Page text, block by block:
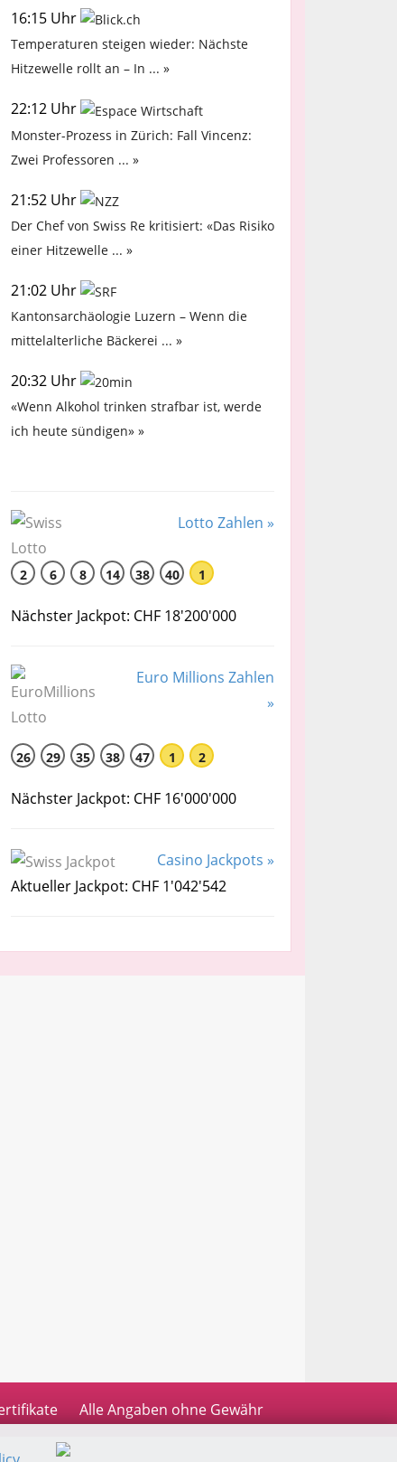
16:15 Uhr
Temperaturen steigen wieder: Nächste
Hitzewelle rollt an – In ... »
22:12 Uhr
Monster-Prozess in Zürich: Fall Vincenz:
Zwei Professoren ... »
21:52 Uhr
Der Chef von Swiss Re kritisiert: «Das Risiko
einer Hitzewelle ... »
21:02 Uhr
Kantonsarchäologie Luzern – Wenn die
mittelalterliche Bäckerei ... »
20:32 Uhr
«Wenn Alkohol trinken strafbar ist, werde
ich heute sündigen» »
Lotto Zahlen »
2 6 8 14 38 40 1
Nächster Jackpot: CHF 18'200'000
Euro Millions Zahlen
»
26 29 35 38 47 1 2
Nächster Jackpot: CHF 16'000'000
Casino Jackpots »
Aktueller Jackpot: CHF 1'042'542
Alle Angaben ohne Gewähr